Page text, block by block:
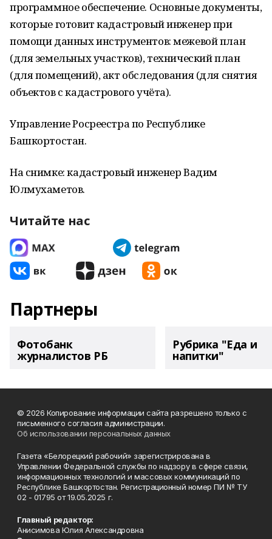
программное обеспечение. Основные документы,
которые готовит кадастровый инженер при
помощи данных инструментов: межевой план
(для земельных участков), технический план
(для помещений), акт обследования (для снятия
объектов с кадастрового учёта).
Управление Росреестра по Республике
Башкортостан.
На снимке: кадастровый инженер Вадим
Юлмухаметов.
Читайте нас
Партнеры
Фотобанк
журналистов РБ
Рубрика "Еда и
напитки"
© 2026 Копирование информации сайта разрешено только с
письменного согласия администрации.
Об использовании персональных данных
Газета «Белорецкий рабочий» зарегистрирована в
Управлении Федеральной службы по надзору в сфере связи,
информационных технологий и массовых коммуникаций по
Республике Башкортостан. Регистрационный номер ПИ № ТУ
02 - 01795 от 19.05.2025 г.
Главный редактор:
Анисимова Юлия Александровна